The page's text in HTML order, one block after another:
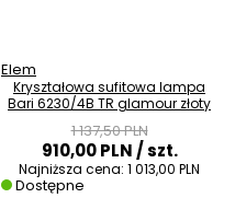
Elem
Kryształowa sufitowa lampa
Bari 6230/4B TR glamour złoty
1 137,50 PLN
910,00 PLN/ szt.
Najniższa cena: 1 013,00 PLN
Dostępne